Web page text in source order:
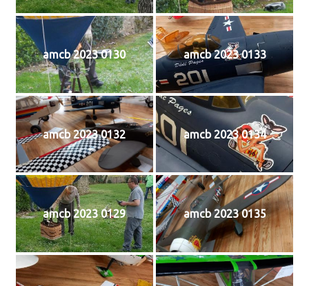
amcb 2023 0130 amcb 2023 0133
amcb 2023 0132 amcb 2023 0134
amcb 2023 0129 amcb 2023 0135